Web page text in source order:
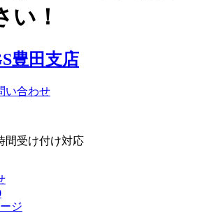
い！
い合わせ
受け付け対応
ジ